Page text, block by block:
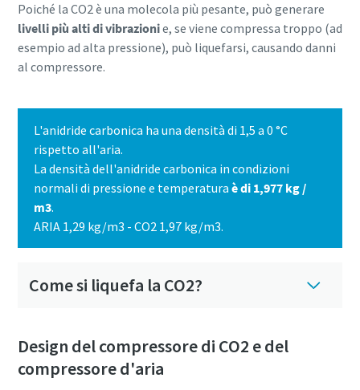
Scopri come creare un processo di trasporto pneumatico
Poiché la CO2 è una molecola più pesante, può generare
livelli più alti di vibrazionie, se viene compressa troppo (ad
esempio ad alta pressione), può liquefarsi, causando danni
al compressore.
L'anidride carbonica ha una densità di 1,5 a 0 °C
rispetto all'aria.
La densità dell'anidride carbonica in condizioni
normali di pressione e temperatura è di 1,977 kg /
m3.
ARIA 1,29 kg/m3 - CO2 1,97 kg/m3.
Come si liquefa la CO2?
Design del compressore di CO2 e del
compressore d'aria